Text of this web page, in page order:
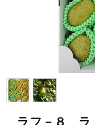
ラフ－８ ラ